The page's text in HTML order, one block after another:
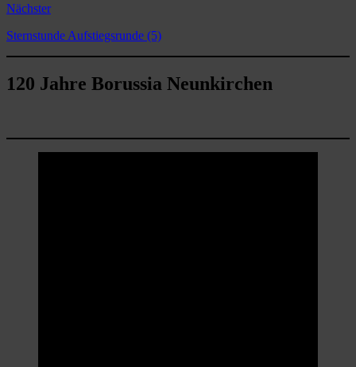
Nächster
Sternstunde Aufstiegsrunde (5)
120 Jahre Borussia Neunkirchen